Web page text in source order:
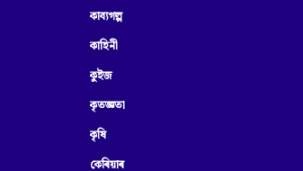
কাব্যগল্প
কাহিনী
কুইজ
কৃতজ্ঞতা
কৃষি
কেৰিয়াৰ